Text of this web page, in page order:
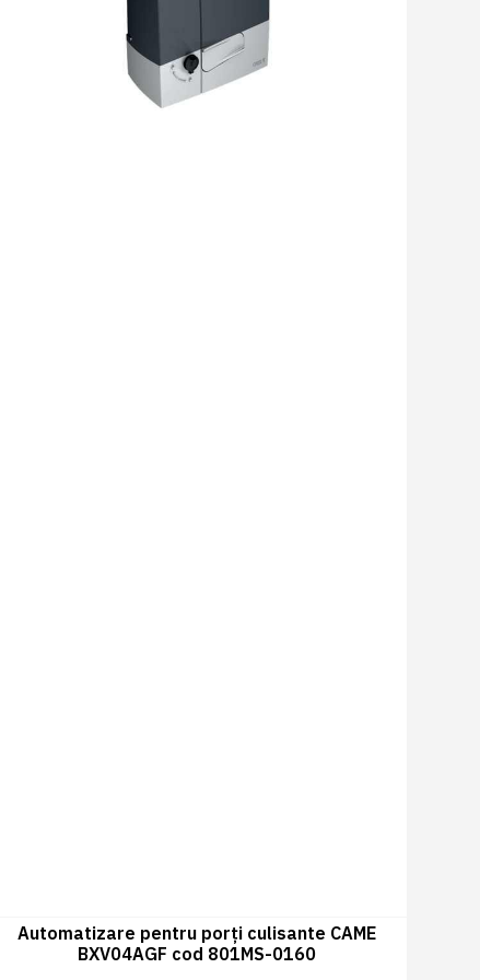
Automatizare pentru porți culisante CAME
BXV04AGF cod 801MS-0160